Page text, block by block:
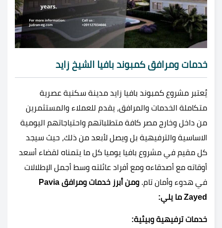
خدمات ومرافق كمبوند بافيا الشيخ زايد
يُعتبر مشروع كمبوند بافيا زايد مدينة سكنية عصرية
متكاملة الخدمات والمرافق، يقدم للعملاء والمستثمرين
من داخل وخارج مصر كافة متطلباتهم واحتياجاتهم اليومية
الاساسية والترفيهية بل ويصل لأبعد من ذلك، حيث سيجد
كل مقيم في مشروع بافيا يوميا كل ما يتمناه لقضاء أسعد
أوقاته مع أصدقاءه ومع أفراد عائلته وسط أجمل الإطلالات
في هدوء وأمان تام. ومن أبرز خدمات ومرافق Pavia
Zayed ما يلي:
خدمات ترفيهية وبيئية: